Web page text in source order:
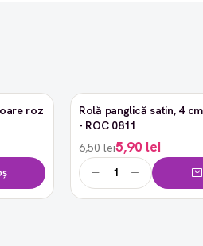
roz
-9%
Rolă panglică satin, 4
- ROC 0811
6,50 lei5,90 lei